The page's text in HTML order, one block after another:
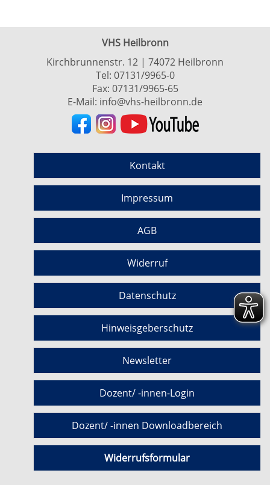
VHS Heilbronn
Kirchbrunnenstr. 12 | 74072 Heilbronn
Tel: 07131/9965-0
Fax: 07131/9965-65
E-Mail: info@vhs-heilbronn.de
Kontakt
Impressum
AGB
Widerruf
Datenschutz
Hinweisgeberschutz
Newsletter
Dozent/ -innen-Login
Dozent/ -innen Downloadbereich
Widerrufsformular